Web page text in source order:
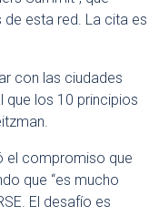
esta red. La cita es
con las ciudades
que los 10 principios
el compromiso que
que “es mucho
El desafío es